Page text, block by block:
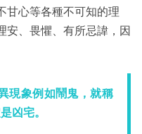
甘心等各種不可知的理
安、畏懼、有所忌諱，因
現象例如鬧鬼，就稱
凶宅。